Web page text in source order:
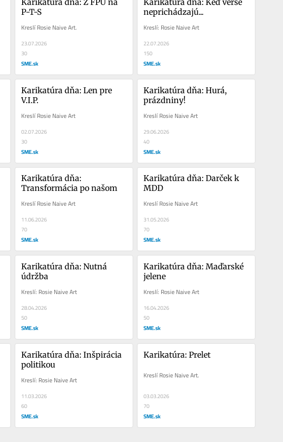
P-T-S
Kreslí Rosie Naive Art.
23.07.2026
30
SME.sk
neprichádzajú...
Kreslí: Rosie Naive Art
22.07.2026
150
SME.sk
Karikatúra dňa: Len pre
V.I.P.
Kreslí Rosie Naive Art
02.07.2026
30
SME.sk
Karikatúra dňa: Hurá,
prázdniny!
Kreslí Rosie Naive Art
29.06.2026
40
SME.sk
Karikatúra dňa:
Transformácia po našom
Kreslí Rosie Naive Art
11.06.2026
70
SME.sk
Karikatúra dňa: Darček k
MDD
Kreslí Rosie Naive Art
31.05.2026
70
SME.sk
Karikatúra dňa: Nutná
údržba
Kreslí: Rosie Naive Art
28.04.2026
50
SME.sk
Karikatúra dňa: Maďarské
jelene
Kreslí: Rosie Naive Art
16.04.2026
50
SME.sk
Karikatúra dňa: Inšpirácia
politikou
Kreslí: Rosie Naive Art
11.03.2026
60
SME.sk
Karikatúra: Prelet
Kreslí Rosie Naive Art.
03.03.2026
70
SME.sk